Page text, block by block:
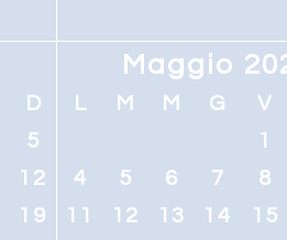
D
5
12
19
Maggio
L M M G V
1
4
5 6 7 8
11
12 13 14 15